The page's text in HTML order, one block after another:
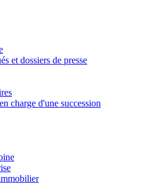
et dossiers de presse
charge d'une succession